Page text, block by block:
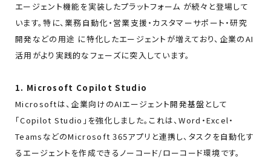
エージェント機能を実装したプラットフォーム が続々と登場して
います。特に、業務自動化・営業支援・カスタマーサポート・研究
開発などの用途 に特化したエージェントが増えており、企業のAI
活用がより実践的なフェーズに突入しています。
1. Microsoft Copilot Studio
Microsoftは、企業向けのAIエージェント開発基盤として
「Copilot Studio」を強化しました。これは、Word・Excel・
TeamsなどのMicrosoft 365アプリと連携し、タスクを自動化す
るエージェントを作成できるノーコード/ローコード環境です。